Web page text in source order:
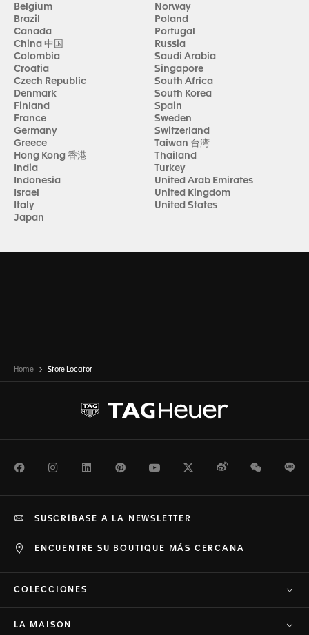
Belgium
Brazil
Canada
China 中国
Colombia
Croatia
Czech Republic
Denmark
Finland
France
Germany
Greece
Hong Kong 香港
India
Indonesia
Israel
Italy
Japan
Norway
Poland
Portugal
Russia
Saudi Arabia
Singapore
South Africa
South Korea
Spain
Sweden
Switzerland
Taiwan 台湾
Thailand
Turkey
United Arab Emirates
United Kingdom
United States
Home Store Locator
FacebookInstagramLinkedInPinterestYoutubeTwitterWeiboWeChat
ENCUENTRE SU BOUTIQUE MÁS CERCANA
SUSCRÍBASE A LA NEWSLETTER
COLECCIONES
LA MAISON